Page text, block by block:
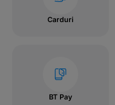
Carduri
BT Pay